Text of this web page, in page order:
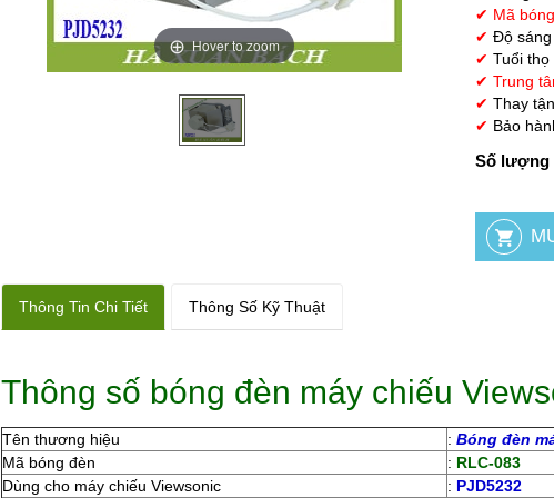
Hover to zoom
✔ Mã
✔ Độ
✔ Tuổi
✔ Trung
✔ Thay
✔ Bảo
Số lượng
Thông Tin Chi Tiết Thông Số Kỹ Thuật
Thông số bóng đèn máy chiếu
Tên thương hiệu : Bóng đèn
Mã bóng đèn
: RLC-083
Dùng cho máy chiếu Viewsonic
: PJD5232